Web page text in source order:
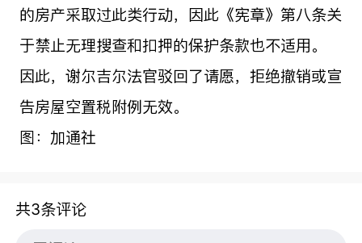
的房产采取过此类行动，因此《宪章》第八条关
于禁止无理搜查和扣押的保护条款也不适用。
因此，谢尔吉尔法官驳回了请愿，拒绝撤销或宣
告房屋空置税附例无效。
图：加通社
共3条评论